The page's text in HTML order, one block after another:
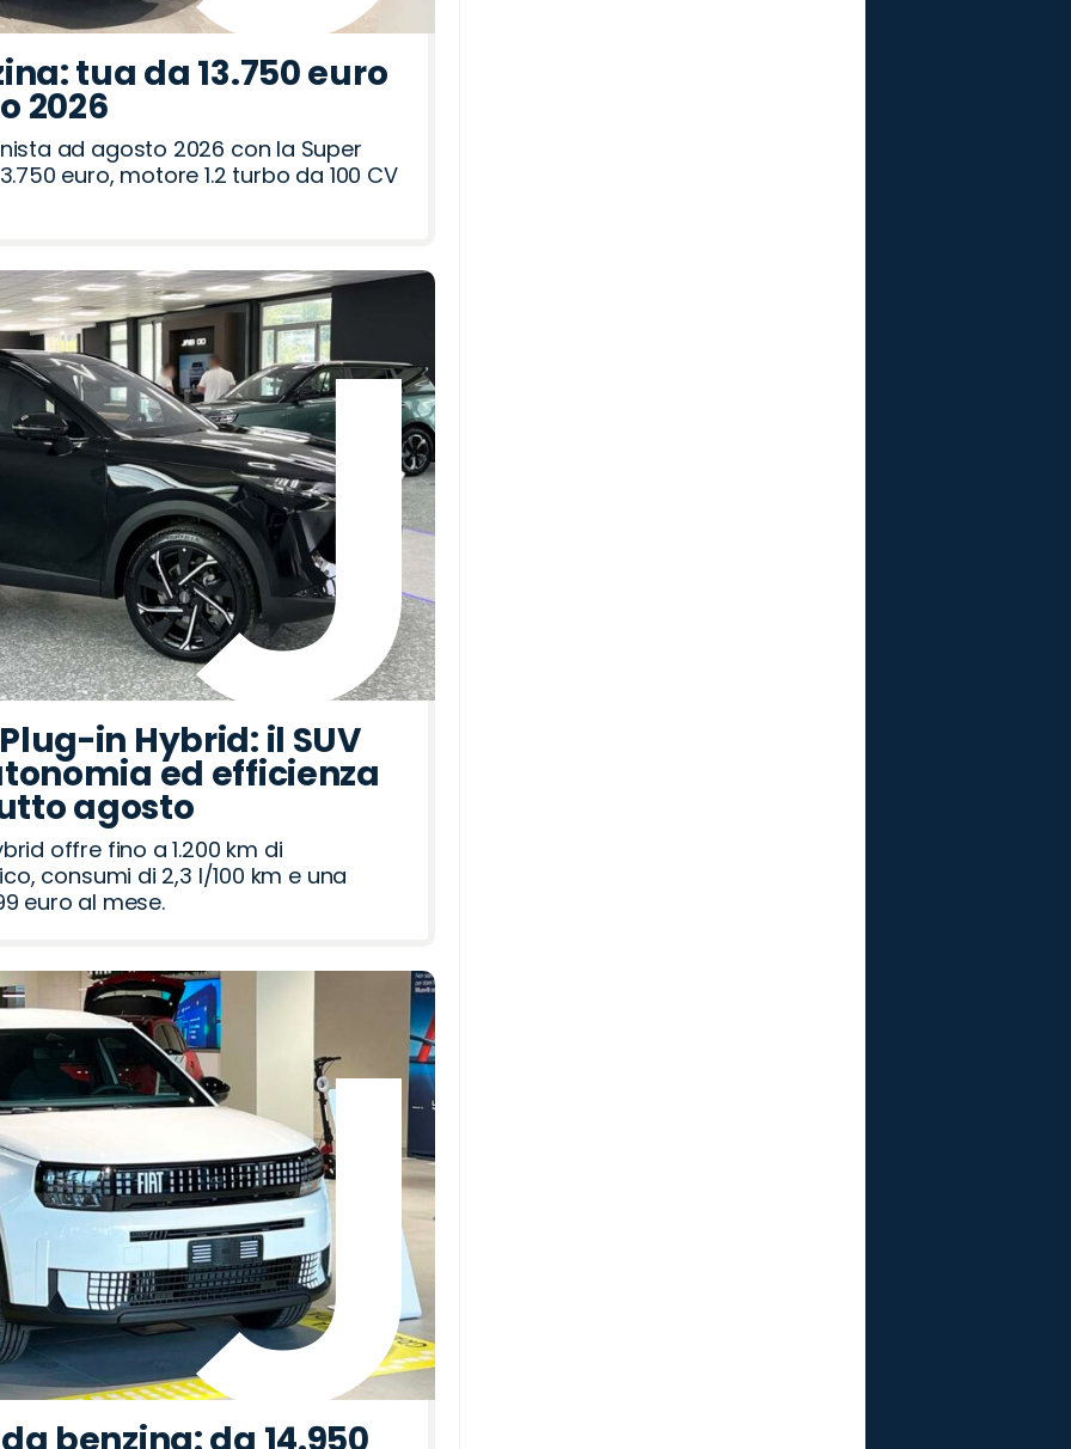
tua da 13.750 euro
2026
ad agosto 2026 con la Super
euro, motore 1.2 turbo da 100 CV
in Hybrid: il SUV
ed efficienza
agosto
offre fino a 1.200 km di
consumi di 2,3 l/100 km e una
euro al mese.